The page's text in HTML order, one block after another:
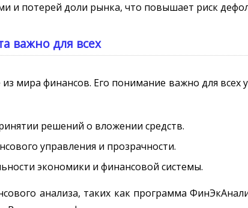
и потерей доли рынка, что повышает риск
важно для всех
мира финансов. Его понимание важно для всех
решений о вложении средств.
управления и прозрачности.
экономики и финансовой системы.
анализа, таких как программа